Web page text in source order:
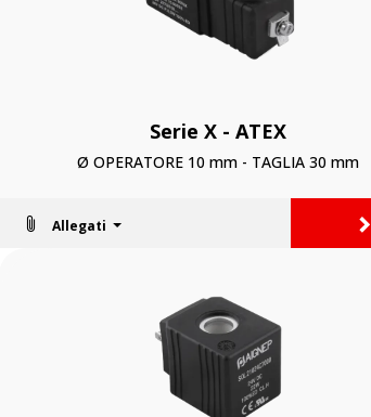
Serie X - ATEX
Ø OPERATORE 10 mm - TAGLIA 30 mm
Allegati >